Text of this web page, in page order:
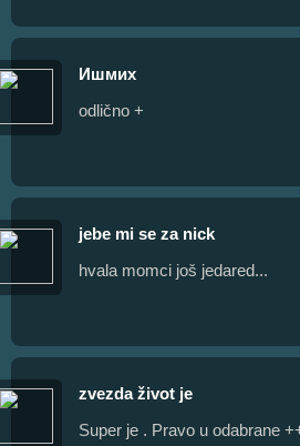
Ишмих
odlično +
jebe mi se za nick
hvala momci još jedared...
zvezda život je
Super je . Pravo u odabrane